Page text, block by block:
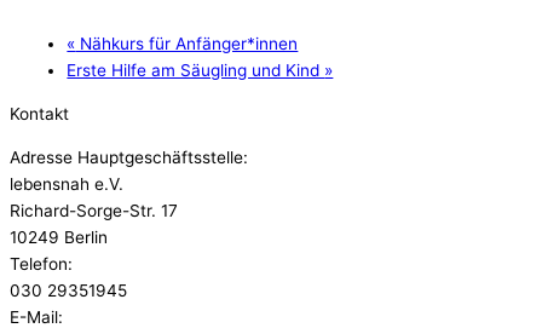
« Nähkurs für Anfänger*innen
Erste Hilfe am Säugling und Kind »
Kontakt
Adresse Hauptgeschäftsstelle:
lebensnah e.V.
Richard-Sorge-Str. 17
10249 Berlin
Telefon:
030 29351945
E-Mail: